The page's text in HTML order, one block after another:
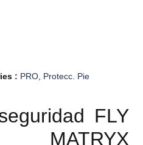
: PRO Protecc. Pie
FLY
MATRYX